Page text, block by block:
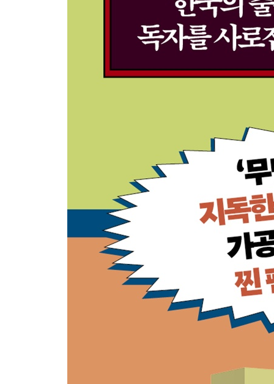
현장감이 감동을 만들어낸다(2022년 8월 12일, 유
다양한 분야의 게스트에게도 사랑받는 채널로
계속해서 도전하기 위한 24시간 라이브 방송
역시 솔직한 캐릭터가 사랑받는다(2024년 9월 28
|2025년 4월 중순, 녹화 종료 후 하야시의 차 안에서